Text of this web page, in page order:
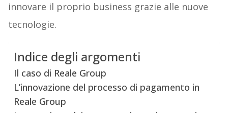
innovare il proprio business grazie alle nuove
tecnologie.
Indice degli argomenti
Il caso di Reale Group
L’innovazione del processo di pagamento in
Reale Group